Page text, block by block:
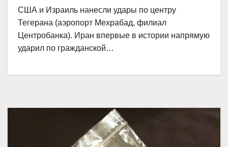
США и Израиль нанесли удары по центру
Тегерана (аэропорт Мехрабад, филиал
Центробанка). Иран впервые в истории напрямую
ударил по гражданской…